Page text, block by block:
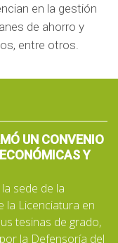
en la gestión
de ahorro y
entre otros.
UN CONVENIO
Y
sede de la
la Licenciatura en
tesinas de grado,
la Defensoría del